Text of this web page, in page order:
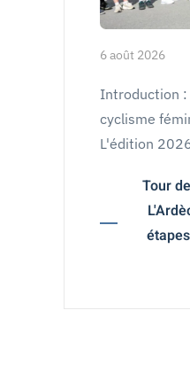
6 août 2026
Introduction :
cyclisme
L'édition
Tour